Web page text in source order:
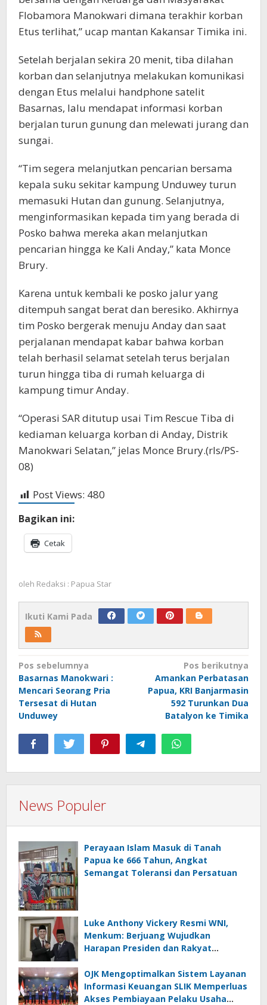
Flobamora Manokwari dimana terakhir korban
Etus terlihat,” ucap mantan Kakansar Timika ini.
Setelah berjalan sekira 20 menit, tiba dilahan
korban dan selanjutnya melakukan komunikasi
dengan Etus melalui handphone satelit
Basarnas, lalu mendapat informasi korban
berjalan turun gunung dan melewati jurang dan
sungai.
“Tim segera melanjutkan pencarian bersama
kepala suku sekitar kampung Unduwey turun
memasuki Hutan dan gunung. Selanjutnya,
menginformasikan kepada tim yang berada di
Posko bahwa mereka akan melanjutkan
pencarian hingga ke Kali Anday,” kata Monce
Brury.
Karena untuk kembali ke posko jalur yang
ditempuh sangat berat dan beresiko. Akhirnya
tim Posko bergerak menuju Anday dan saat
perjalanan mendapat kabar bahwa korban
telah berhasil selamat setelah terus berjalan
turun hingga tiba di rumah keluarga di
kampung timur Anday.
“Operasi SAR ditutup usai Tim Rescue Tiba di
kediaman keluarga korban di Anday, Distrik
Manokwari Selatan,” jelas Monce Brury.(rls/PS-
08)
Post Views: 480
Bagikan ini:
Cetak
oleh Redaksi : Papua Star
Ikuti Kami Pada
Navigasi
pos
Pos sebelumnya
Basarnas Manokwari :
Mencari Seorang Pria
Tersesat di Hutan
Unduwey
Pos berikutnya
Amankan Perbatasan
Papua, KRI Banjarmasin
592 Turunkan Dua
Batalyon ke Timika
News Populer
Perayaan Islam Masuk di Tanah
Papua ke 666 Tahun, Angkat
Semangat Toleransi dan Persatuan
Luke Anthony Vickery Resmi WNI,
Menkum: Berjuang Wujudkan
Harapan Presiden dan Rakyat
OJK Mengoptimalkan Sistem Layanan
Informasi Keuangan SLIK Memperluas
Akses Pembiayaan Pelaku Usaha